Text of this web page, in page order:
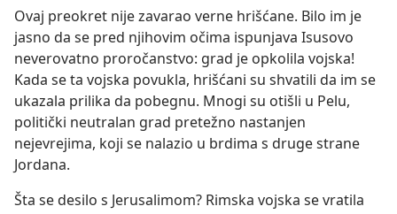
Ovaj preokret nije zavarao verne hrišćane. Bilo im je
jasno da se pred njihovim očima ispunjava Isusovo
neverovatno proročanstvo: grad je opkolila vojska!
Kada se ta vojska povukla, hrišćani su shvatili da im se
ukazala prilika da pobegnu. Mnogi su otišli u Pelu,
politički neutralan grad pretežno nastanjen
nejevrejima, koji se nalazio u brdima s druge strane
Jordana.
Šta se desilo s Jerusalimom? Rimska vojska se vratila